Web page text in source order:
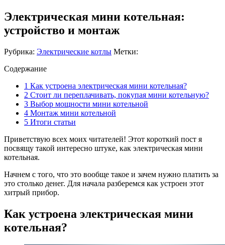
Электрическая мини котельная:
устройство и монтаж
Рубрика: Электрические котлы Метки:
Содержание
1 Как устроена электрическая мини котельная?
2 Стоит ли переплачивать, покупая мини котельную?
3 Выбор мощности мини котельной
4 Монтаж мини котельной
5 Итоги статьи
Приветствую всех моих читателей! Этот короткий пост я
посвящу такой интересно штуке, как электрическая мини
котельная.
Начнем с того, что это вообще такое и зачем нужно платить за
это столько денег. Для начала разберемся как устроен этот
хитрый прибор.
Как устроена электрическая мини
котельная?